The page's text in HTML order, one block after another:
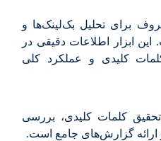
برای تحلیل بک‌لینک‌ها و
ابزار اطلاعات دقیقی در
کلیدی و عملکرد کلی
تحقیق کلمات کلیدی، بررسی
ارائه گزارش‌های جامع است.